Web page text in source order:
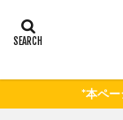
*本ペ